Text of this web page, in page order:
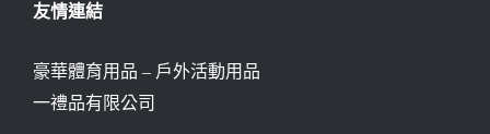
友情連結
豪華體育用品 – 戶外活動用品
一禮品有限公司